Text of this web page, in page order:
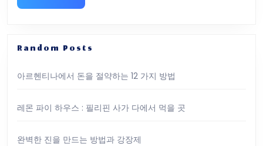
MORE
Random Posts
아르헨티나에서 돈을 절약하는 12 가지 방법
레몬 파이 하우스 : 필리핀 사가 다에서 먹을 곳
완벽한 진을 만드는 방법과 강장제